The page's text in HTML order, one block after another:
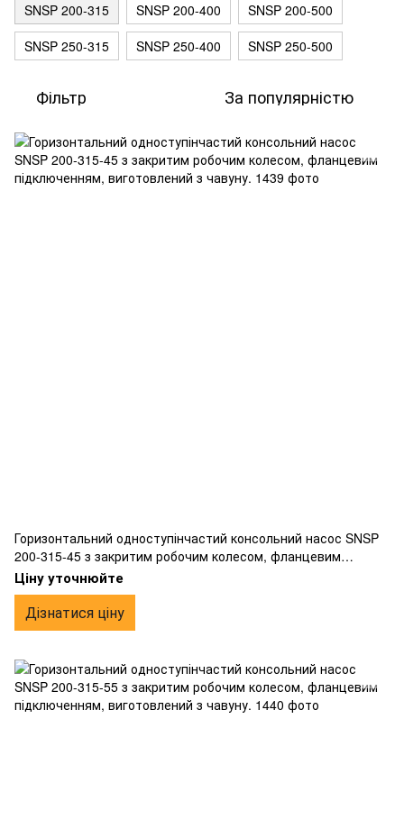
SNSP 200-315
SNSP 200-400
SNSP 200-500
SNSP 250-315
SNSP 250-400 SNSP 250-500
Фільтр За популярністю
Горизонтальний одноступінчастий консольний насос SNSP
200-315-45 з закритим робочим колесом, фланцевим
підключенням, виготовлений з чавуну.
Ціну уточнюйте
Дізнатися ціну